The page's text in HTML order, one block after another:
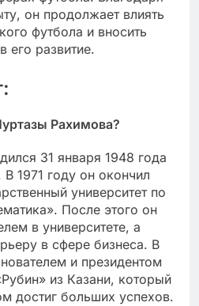
он продолжает влиять
футбола и вносить
его развитие.
Рахимова?
31 января 1948 года
1971 году он окончил
университет по
После этого он
в университете, а
в сфере бизнеса. В
и президентом
из Казани, который
достиг больших успехов.